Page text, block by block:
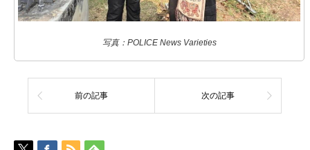
写真：POLICE News Varieties
前の記事 次の記事